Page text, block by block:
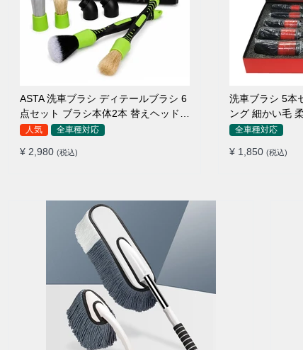
ASTA 洗車ブラシ ディテールブラシ 6
点セット ブラシ本体2本 替えヘッド2
個 アダプター2個 車内外 ホイール ダ
人気 全車種対応
¥ 2,980 (税込)
洗車ブラシ 5本
ング 細かい毛
ルブラシ
全車種対応
¥ 1,850 (税込)